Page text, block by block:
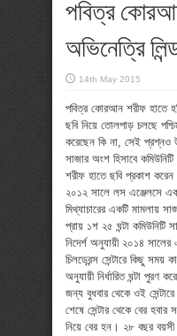
পবিত্র
অভিনেত্রি
14th May 2015
পবিত্র কোরআন শরীফ হাতে
ছবি নিয়ে তোলপাড় চলছে
করেছেন কি না, সেই প্রশ্নও
সাজার অংশ হিসাবে
শরীফ হাতে ছবি প্রকাশ
২০১২ সালে লস এঞ্জেলসে
মিথ্যাচারের একটি মামলায়
প্রায় ১শ ২৫ ঘন্টা কমিউনিটি
নিদের্শ অনুযায়ী ২০১৪
চিলড্রেন্স সেন্টারে কিছু সময়
অনুযায়ী নির্ধারিত ঘন্টা পুরণ
জন্য বুধবার থেকে ওই
শেষে সেন্টার থেকে বের
নিয়ে বের হন। ২৮ বছর বয়সী